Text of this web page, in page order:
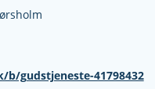
gudstjeneste-41798432